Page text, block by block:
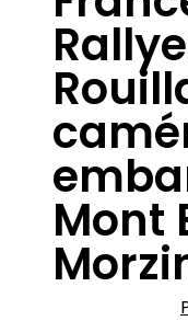
Mont